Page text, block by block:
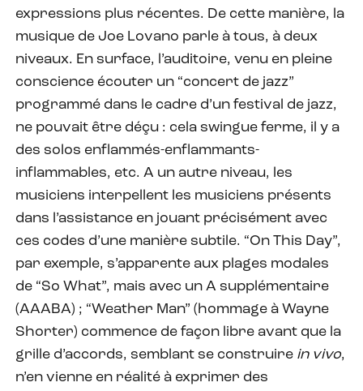
expressions plus récentes. De cette manière, la
musique de Joe Lovano parle à tous, à deux
niveaux. En surface, l’auditoire, venu en pleine
conscience écouter un “concert de jazz”
programmé dans le cadre d’un festival de jazz,
ne pouvait être déçu : cela swingue ferme, il y a
des solos enflammés-enflammants-
inflammables, etc. A un autre niveau, les
musiciens interpellent les musiciens présents
dans l’assistance en jouant précisément avec
ces codes d’une manière subtile. “On This Day”,
par exemple, s’apparente aux plages modales
de “So What”, mais avec un A supplémentaire
(AAABA) ; “Weather Man” (hommage à Wayne
Shorter) commence de façon libre avant que la
grille d’accords, semblant se construire in vivo,
n’en vienne en réalité à exprimer des